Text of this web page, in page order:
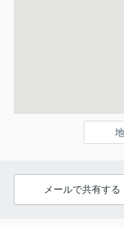
メールで共有する